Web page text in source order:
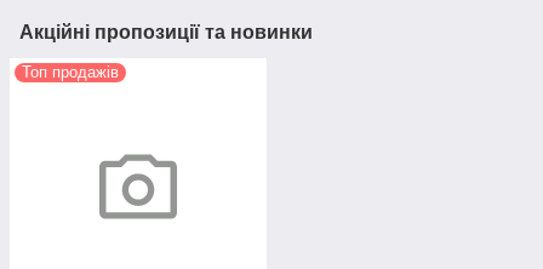
Акційні пропозиції та новинки
Топ продажів